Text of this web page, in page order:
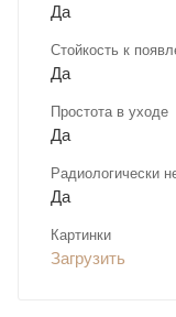
Да
Стойкость к
Да
Простота в уходе
Да
Радиологически
Да
Картинки
Загрузить